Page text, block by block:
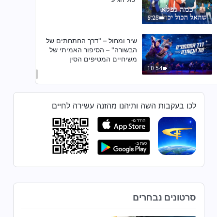
6:25
10:54
שיר ומחול – "דרך החתחתים של
הבשורה" – הסיפור האמיתי של
משיחיים המטיפים הסין
5:10
שיר ומחול – "שבחו את האל בלב
3:48
שיר ומחול – "חיי הכנסייה מביאים
אושר רב" (שיר בספרדית)
לכו בעקבות השה ותיהנו מהזנה עשירה לחיים
סרטונים נבחרים